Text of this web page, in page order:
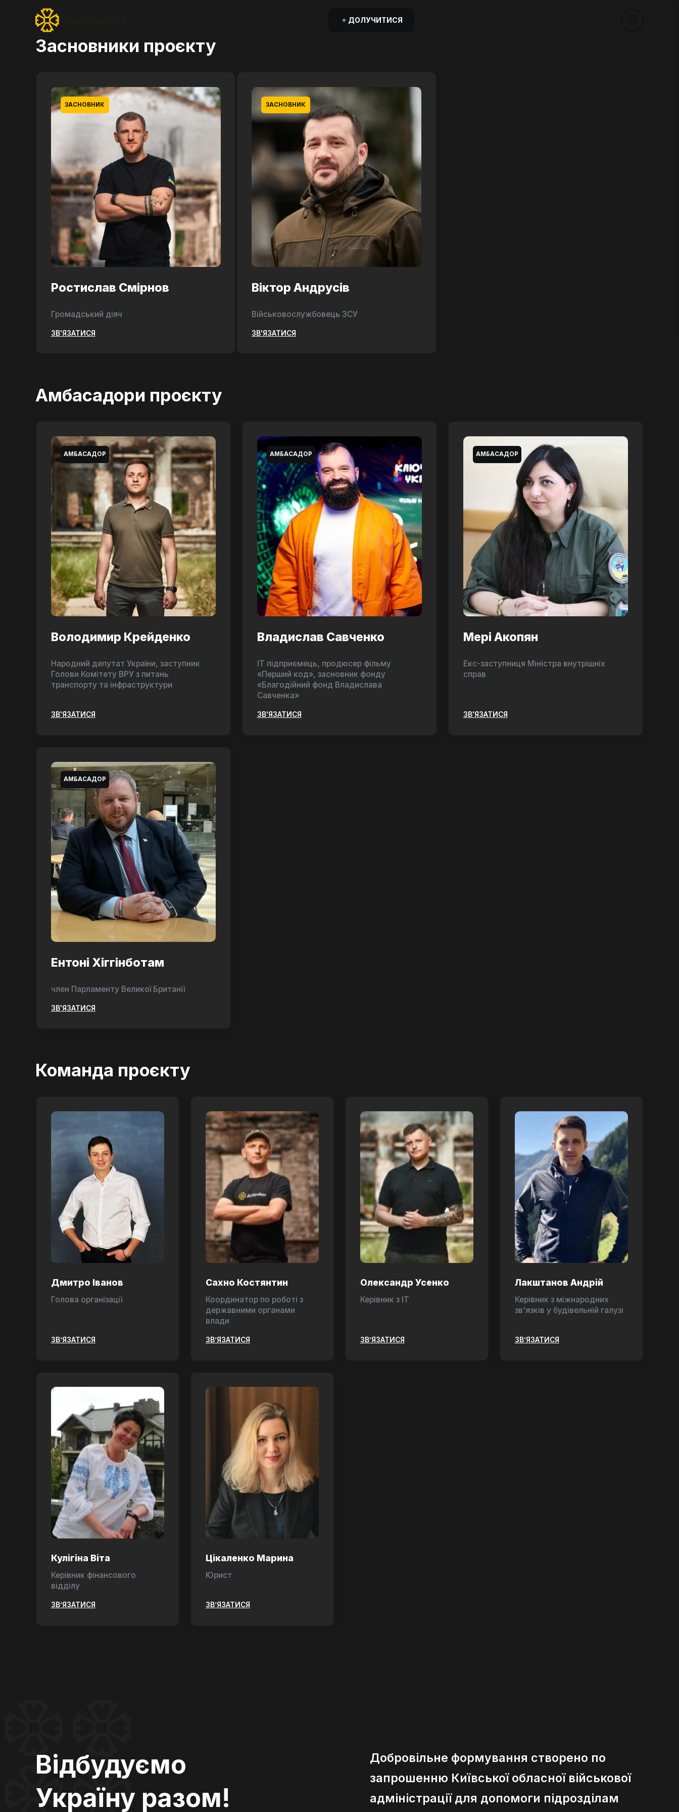
ДОЛУЧИТИСЯ
Засновники проєкту
ЗАСНОВНИК
Ростислав Смірнов
Громадський діяч
ЗВ'ЯЗАТИСЯ
ЗАСНОВНИК
Віктор Андрусів
Військовослужбовець ЗСУ
ЗВ'ЯЗАТИСЯ
Амбасадори проєкту
АМБАСАДОР
Володимир Крейденко
Народний депутат України, заступник
Голови Комітету ВРУ з питань
транспорту та інфраструктури
ЗВ'ЯЗАТИСЯ
АМБАСАДОР
Владислав Савченко
ІТ підприємець, продюсер фільму
«Перший код», засновник фонду
«Благодійний фонд Владислава
Савченка»
ЗВ'ЯЗАТИСЯ
АМБАСАДОР
Мері Акопян
Екс-заступниця Міністра внутрішніх
справ
ЗВ'ЯЗАТИСЯ
АМБАСАДОР
Ентоні Хіггінботам
член Парламенту Великої Британії
ЗВ'ЯЗАТИСЯ
Команда проєкту
Дмитро Іванов
Голова організації
ЗВ’ЯЗАТИСЯ
Сахно Костянтин
Координатор по роботі з
державними органами
влади
ЗВ’ЯЗАТИСЯ
Олександр Усенко
Керівник з ІТ
ЗВ’ЯЗАТИСЯ
Лакштанов Андрій
Керівник з міжнародних
зв'язків у будівельній галузі
ЗВ’ЯЗАТИСЯ
Кулігіна Віта
Керівник фінансового
відділу
ЗВ’ЯЗАТИСЯ
Цікаленко Марина
Юрист
ЗВ’ЯЗАТИСЯ
Відбудуємо
Україну разом!
Добровільне формування створено по
запрошенню Київської обласної військової
адміністрації для допомоги підрозділам